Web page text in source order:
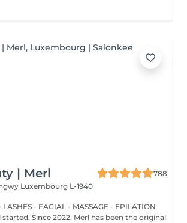
| Merl
788
Luxembourg L-1940
- FACIAL - MASSAGE - EPILATION
started. Since 2022, Merl has been the original